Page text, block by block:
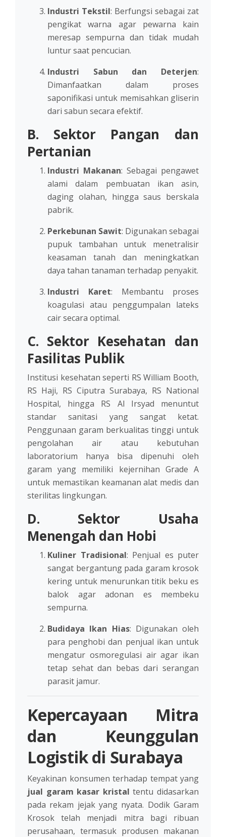
Industri Tekstil: Berfungsi sebagai zat
pengikat warna agar pewarna kain
meresap sempurna dan tidak mudah
luntur saat pencucian.
Industri Sabun dan Deterjen:
Dimanfaatkan dalam proses
saponifikasi untuk memisahkan gliserin
dari sabun secara efektif.
B. Sektor Pangan dan
Pertanian
Industri Makanan: Sebagai pengawet
alami dalam pembuatan ikan asin,
daging olahan, hingga saus berskala
pabrik.
Perkebunan Sawit: Digunakan sebagai
pupuk tambahan untuk menetralisir
keasaman tanah dan meningkatkan
daya tahan tanaman terhadap penyakit.
Industri Karet: Membantu proses
koagulasi atau penggumpalan lateks
cair secara optimal.
C. Sektor Kesehatan dan
Fasilitas Publik
Institusi kesehatan seperti RS William Booth,
RS Haji, RS Ciputra Surabaya, RS National
Hospital, hingga RS Al Irsyad menuntut
standar sanitasi yang sangat ketat.
Penggunaan garam berkualitas tinggi untuk
pengolahan air atau kebutuhan
laboratorium hanya bisa dipenuhi oleh
garam yang memiliki kejernihan Grade A
untuk memastikan keamanan alat medis dan
sterilitas lingkungan.
D. Sektor Usaha
Menengah dan Hobi
Kuliner Tradisional: Penjual es puter
sangat bergantung pada garam krosok
kering untuk menurunkan titik beku es
balok agar adonan es membeku
sempurna.
Budidaya Ikan Hias: Digunakan oleh
para penghobi dan penjual ikan untuk
mengatur osmoregulasi air agar ikan
tetap sehat dan bebas dari serangan
parasit jamur.
Kepercayaan Mitra
dan Keunggulan
Logistik di Surabaya
Keyakinan konsumen terhadap tempat yang
jual garam kasar kristal tentu didasarkan
pada rekam jejak yang nyata. Dodik Garam
Krosok telah menjadi mitra bagi ribuan
perusahaan, termasuk produsen makanan